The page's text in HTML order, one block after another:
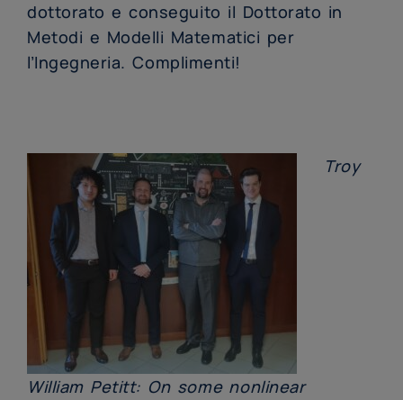
dottorato e conseguito il Dottorato in
Metodi e Modelli Matematici per
l’Ingegneria. Complimenti!
Troy
William Petitt: On some nonlinear